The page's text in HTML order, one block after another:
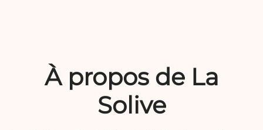
À propos de La
Solive